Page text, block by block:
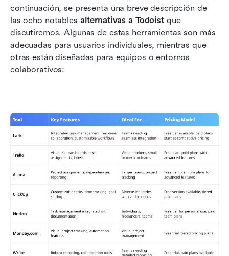
continuación, se presenta una breve descripción de
las ocho notables alternativas a Todoist que
discutiremos. Algunas de estas herramientas son más
adecuadas para usuarios individuales, mientras que
otras están diseñadas para equipos o entornos
colaborativos: